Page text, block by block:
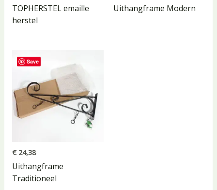
TOPHERSTEL emaille
herstel
Uithangframe Modern
Save
€24,38
Uithangframe
Traditioneel